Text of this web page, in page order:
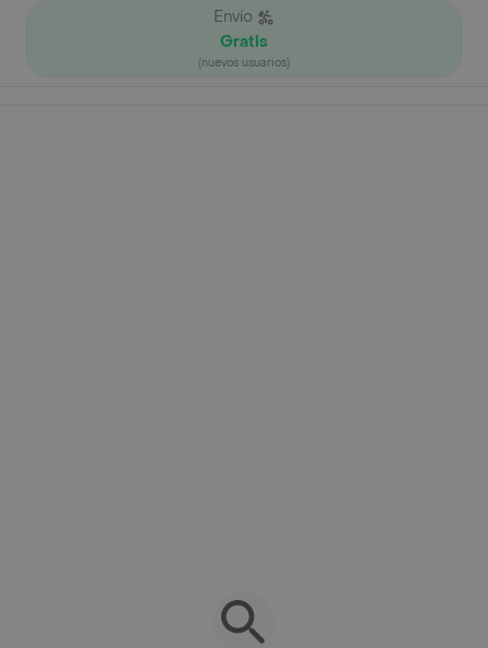
Envío
Gratis
(nuevos usuarios)